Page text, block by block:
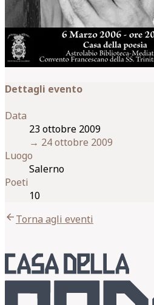
Dettagli evento
Data
23 ottobre 2009
→ 24 ottobre 2009
Luogo
Salerno
Poeti
10
arrow_backTorna agli eventi